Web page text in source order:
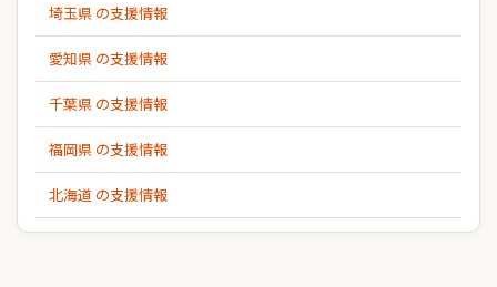
埼玉県 の支援情報
愛知県 の支援情報
千葉県 の支援情報
福岡県 の支援情報
北海道 の支援情報